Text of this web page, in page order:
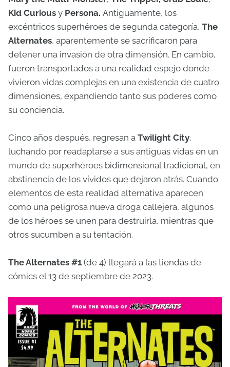
Kid Curious y Persona. Antiguamente, los
excéntricos superhéroes de segunda categoría, The
Alternates, aparentemente se sacrificaron para
detener una invasión de otra dimensión. En cambio,
fueron transportados a una realidad espejo donde
vivieron vidas complejas en una existencia de cuatro
dimensiones, expandiendo tanto sus poderes como
su conciencia.
Cinco años después, regresan a Twilight City,
luchando por readaptarse a sus antiguas vidas en un
mundo de superhéroes bidimensional tradicional, en
abstinencia de los vívidos que dejaron atrás. Cuando
elementos de esta realidad alternativa aparecen
como una peligrosa nueva droga callejera, algunos
de los héroes se unen para destruirla, mientras que
otros sucumben a su tentación.
The Alternates #1 (de 4) llegará a las tiendas de
cómics el 13 de septiembre de 2023.